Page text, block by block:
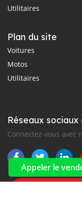
Appeler le
Utilitaires
Plan du site
Voitures
Motos
Utilitaires
Réseaux
Connectez-vous avec